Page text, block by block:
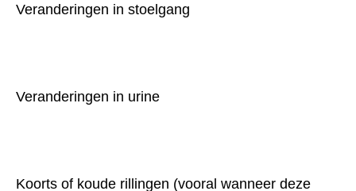
Veranderingen in stoelgang
Veranderingen in urine
Koorts of koude rillingen (vooral wanneer deze